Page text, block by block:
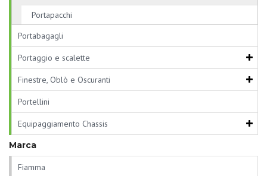
Portapacchi
Portabagagli
Portaggio e scalette
Finestre, Oblò e Oscuranti
Portellini
Equipaggiamento Chassis
Marca
Fiamma